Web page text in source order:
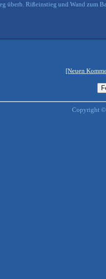
überh. Rißeinstieg und Wand zum
[Neuen
Copyright ©